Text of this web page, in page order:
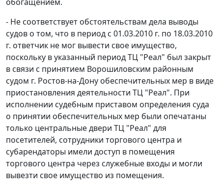
- Не соответствует обстоятельствам дела выводы
судов о том, что в период с 01.03.2010 г. по 18.03.2010
г. ответчик не мог вывести свое имущество,
поскольку в указанный период ТЦ "Реал" был закрыт
в связи с принятием Ворошиловским районным
судом г. Ростов-на-Дону обеспечительных мер в виде
приостановления деятельности ТЦ "Реал". При
исполнении судебным приставом определения суда
о принятии обеспечительных мер были опечатаны
только центральные двери ТЦ "Реал" для
посетителей, сотрудники торгового центра и
субарендаторы имели доступ в помещения
торгового центра через служебные входы и могли
вывезти свое имущество из помещения.